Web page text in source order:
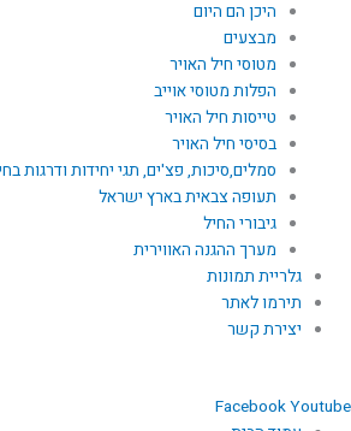
היכן הם היום
מבצעים
מטוסי חיל האויר
הפלות מטוסי אוייב
טייסות חיל האויר
בסיסי חיל האויר
סמלים,סיכות, פצ'ים, תגי יחידות ודרגות
תעופה צבאית בארץ ישראל
גיבורי החיל
מערך ההגנה האווירית
גלריית תמונות
תירמו לאתר
יצירת קשר
FacebookYoutube